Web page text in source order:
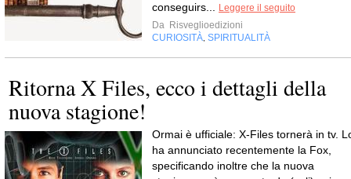
conseguirs...
Leggere il seguito
Da Risveglioedizioni
CURIOSITÀ SPIRITUALITÀ
Ritorna X Files, ecco i dettagli della
nuova stagione!
Ormai è ufficiale: X-Files tornerà in tv.
ha annunciato recentemente la Fox,
specificando inoltre che la nuova